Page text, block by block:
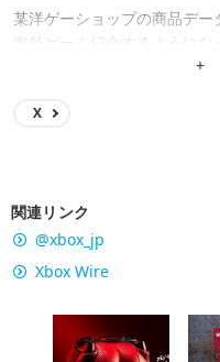
某洋ゲーショップの商品デ
海外ゲーム紹介するようにな
+
X
関連リンク
@xbox_jp
Xbox Wire